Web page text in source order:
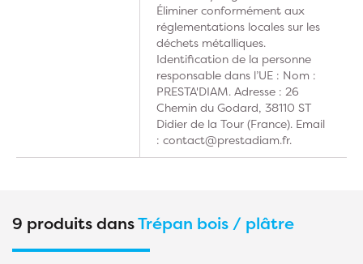
Éliminer conformément aux
réglementations locales sur les
déchets métalliques.
Identification de la personne
responsable dans l’UE : Nom :
PRESTA'DIAM. Adresse : 26
Chemin du Godard, 38110 ST
Didier de la Tour (France). Email
: contact@prestadiam.fr.
9 produits dansTrépan bois / plâtre